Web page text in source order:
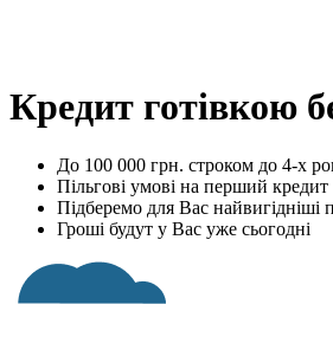
Кредит готівкою
До 100 000 грн. строком до 4-х
Пільгові умові на перший кредит
Підберемо для Вас найвигідніші
Гроші будут у Вас уже сьогодні